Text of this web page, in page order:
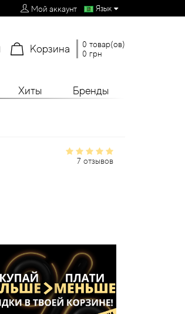
Мой аккаунт Язык
Корзина
0 товар(ов)
0 грн
Хиты Бренды
7 отзывов